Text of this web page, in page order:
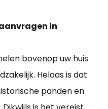
in
bovenop uw huis
Helaas is dat
panden en